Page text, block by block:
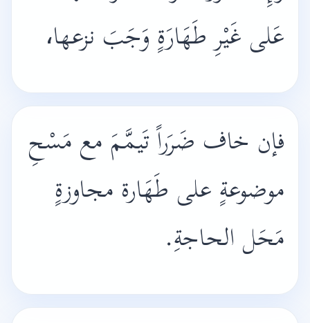
عَلى غَيْرِ طَهَارَةٍ وَجَبَ نزعها،
فإن خاف ضَرَراً تَيمَّمَ مع مَسْحِ
موضوعةٍ على طَهَارة مجاوزةٍ
مَحَل الحاجةِ.